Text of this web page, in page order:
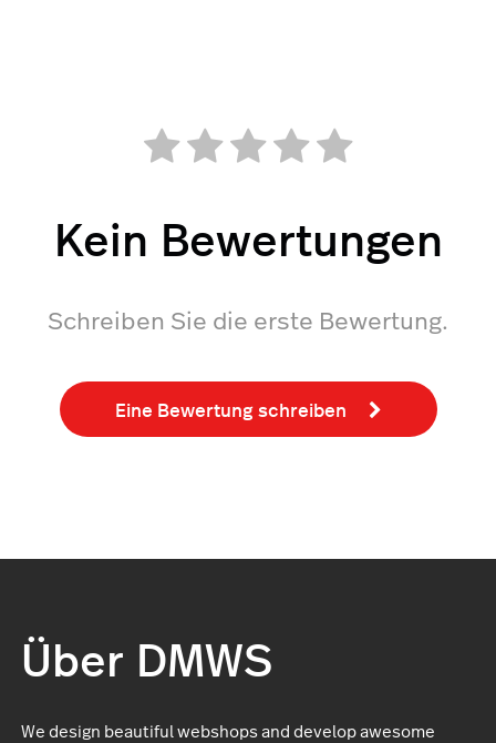
Kein Bewertungen
Schreiben Sie die erste Bewertung.
Eine Bewertung schreiben
Über DMWS
We design beautiful webshops and develop awesome